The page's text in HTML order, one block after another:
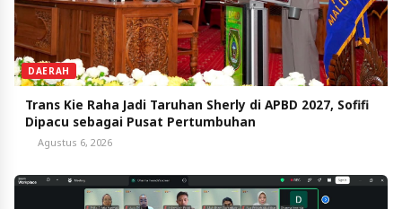
DAERAH
Trans Kie Raha Jadi Taruhan Sherly di APBD 2027, Sofifi
Dipacu sebagai Pusat Pertumbuhan
Agustus 6, 2026